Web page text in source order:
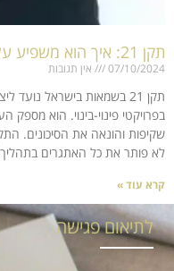
תקן 21: איך הוא משפיע על פינוי-בינוי בישראל?
07/10/2024 אין תגובות
תקן 21 בשמאות בישראל נועד
בפרויקטי פינוי-בינוי. הוא
שקיפות והונאה את הסיכונים.
לא פותר את כל האתגרים בתהליך,
קרא עוד »
לתיאום פגישה